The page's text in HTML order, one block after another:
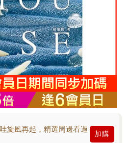
旋風再起，精選周邊看過
加購